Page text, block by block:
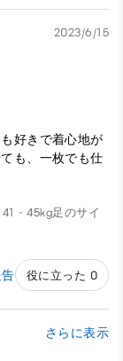
2023/6/15
好きで着心地が
も、一枚でも仕
- 45kg足のサイ
役に立った 0
さらに表示